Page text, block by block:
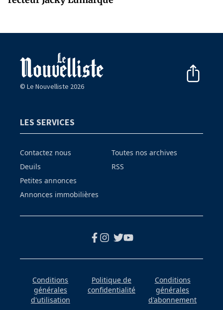
© Le Nouvelliste 2026
LES SERVICES
Contactez nous
Deuils
Petites annonces
Annonces immobilières
Toutes nos archives
RSS
Conditions
générales
d'utilisation
Politique de
confidentialité
Conditions
générales
d'abonnement